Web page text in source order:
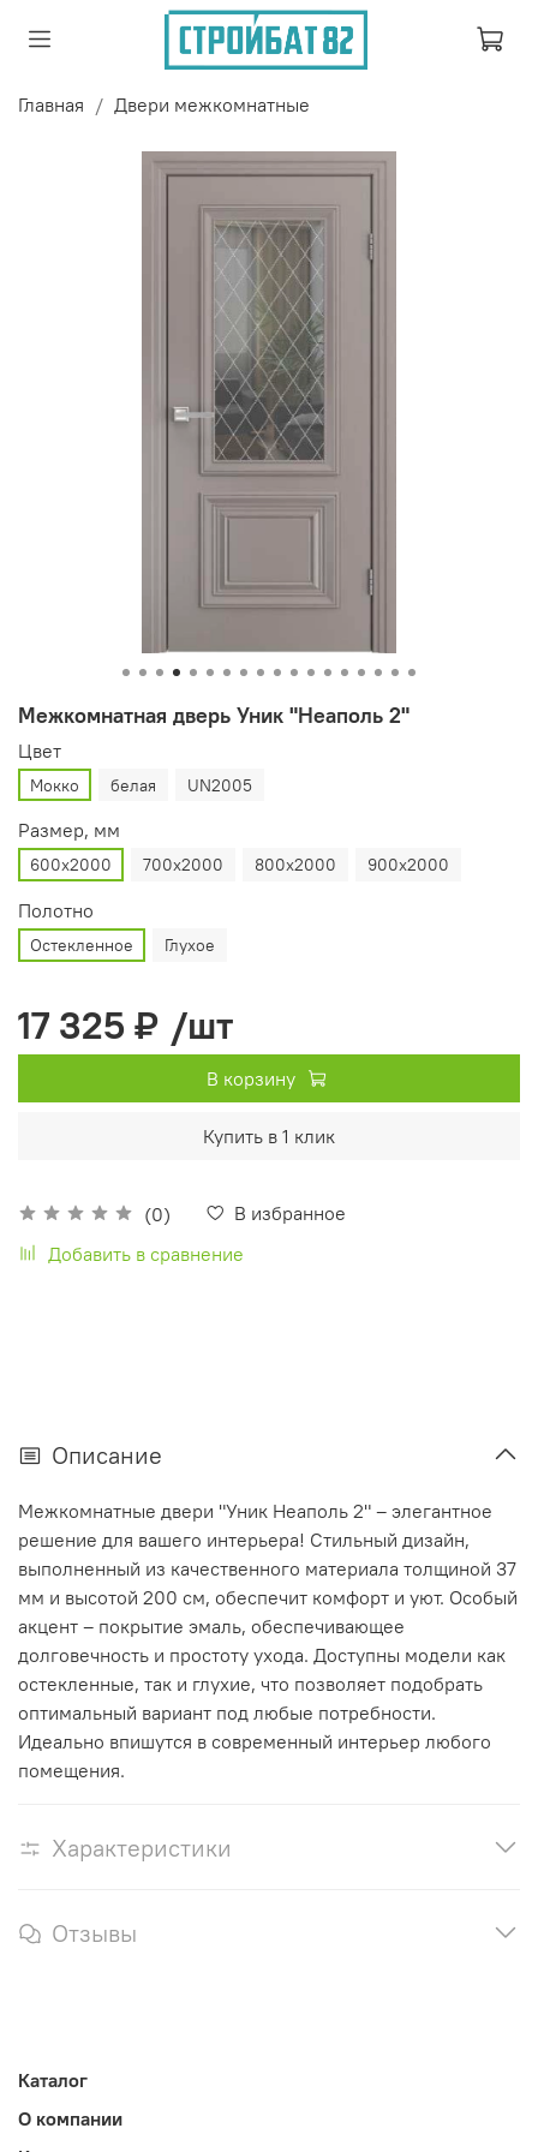
Главная Двери межкомнатные
Межкомнатная дверь Уник "Неаполь 2"
(0)
В избранное
Добавить в сравнение
Цвет
Мокко белая UN2005
Размер, мм
600х2000 700х2000 800х2000 900х2000
Полотно
Остекленное Глухое
17 325 ₽ /шт
В корзину
Купить в 1 клик
Описание
Межкомнатные двери "Уник Неаполь 2" – элегантное
решение для вашего интерьера! Стильный дизайн,
выполненный из качественного материала толщиной 37
мм и высотой 200 см, обеспечит комфорт и уют. Особый
акцент – покрытие эмаль, обеспечивающее
долговечность и простоту ухода. Доступны модели как
остекленные, так и глухие, что позволяет подобрать
оптимальный вариант под любые потребности.
Идеально впишутся в современный интерьер любого
помещения.
Характеристики
Отзывы
Каталог
О компании